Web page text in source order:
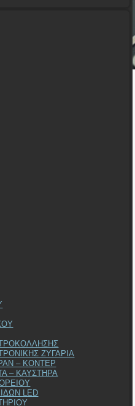
ΖΥΓΑΡΙΑ
– ΚΟΝΤΕΡ
– ΚΑΥΣΤΗΡΑ
LED